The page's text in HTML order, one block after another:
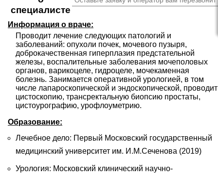
специалисте
Информация о враче:
Проводит лечение следующих патологий и
заболеваний: опухоли почек, мочевого пузыря,
доброкачественная гиперплазия предстательной
железы, воспалительные заболевания мочеполовых
органов, варикоцеле, гидроцеле, мочекаменная
болезнь. Занимается оперативной урологией, в том
числе лапароскопической и эндоскопической, проводит
цистоскопию, трансректальную биопсию простаты,
цистоурографию, урофлоуметрию.
Образование:
Лечебное дело: Первый Московский государственный
медицинский университет им. И.М.Сеченова (2019)
Урология: Московский клинический научно-